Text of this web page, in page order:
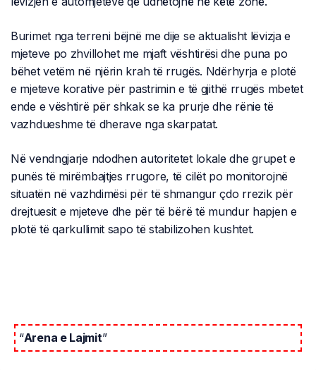
Burimet nga terreni bëjnë me dije se aktualisht lëvizja e
mjeteve po zhvillohet me mjaft vështirësi dhe puna po
bëhet vetëm në njërin krah të rrugës. Ndërhyrja e plotë
e mjeteve korative për pastrimin e të gjithë rrugës mbetet
ende e vështirë për shkak se ka prurje dhe rënie të
vazhdueshme të dherave nga skarpatat.
Në vendngjarje ndodhen autoritetet lokale dhe grupet e
punës të mirëmbajtjes rrugore, të cilët po monitorojnë
situatën në vazhdimësi për të shmangur çdo rrezik për
drejtuesit e mjeteve dhe për të bërë të mundur hapjen e
plotë të qarkullimit sapo të stabilizohen kushtet.
“Arena e Lajmit”